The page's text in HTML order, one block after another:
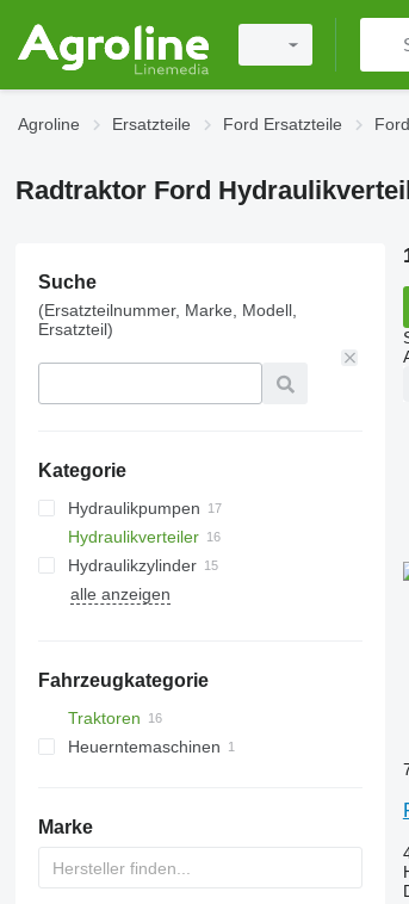
Agroline Ersatzteile Ford Ersatzteile
Radtraktor Ford
Suche
(Ersatzteilnummer, Marke, Modell,
Ersatzteil)
Kategorie
Hydraulikpumpen
Hydraulikverteiler
Hydraulikzylinder
alle anzeigen
Fahrzeugkategorie
Traktoren
Radtraktoren
Heuerntemaschinen
Marke